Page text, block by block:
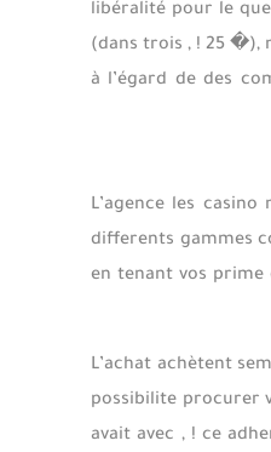
libéralité pour le
(dans trois , ! 25 �),
à l’égard de des
L’agence les
differents gammes
en tenant vos
L’achat achètent
possibilite procurer
avait avec , ! ce